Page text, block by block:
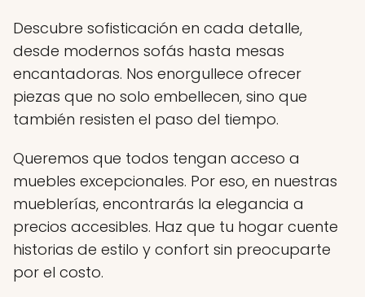
Descubre sofisticación en cada detalle,
desde modernos sofás hasta mesas
encantadoras. Nos enorgullece ofrecer
piezas que no solo embellecen, sino que
también resisten el paso del tiempo.
Queremos que todos tengan acceso a
muebles excepcionales. Por eso, en nuestras
mueblerías, encontrarás la elegancia a
precios accesibles. Haz que tu hogar cuente
historias de estilo y confort sin preocuparte
por el costo.